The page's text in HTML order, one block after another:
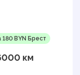
180 BYN Брест
км